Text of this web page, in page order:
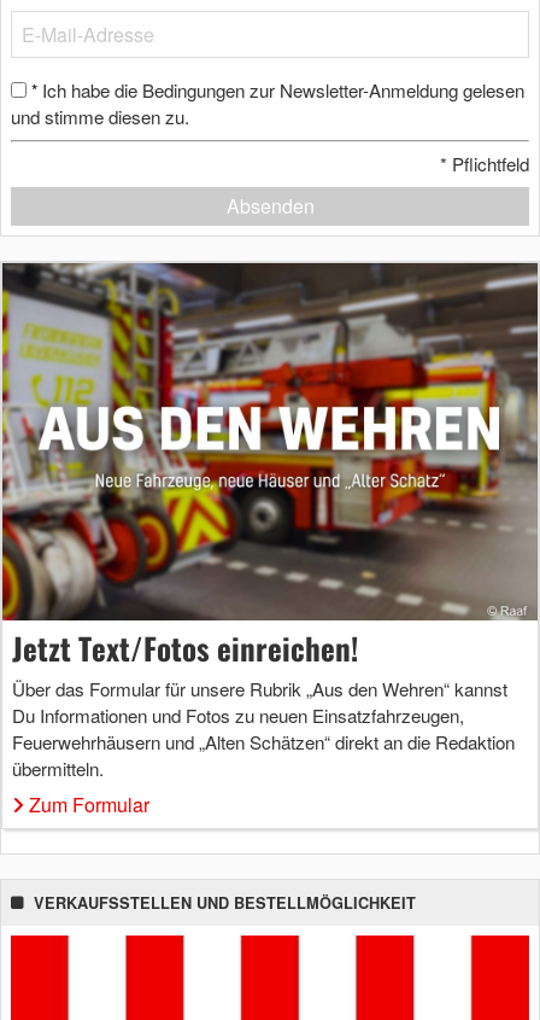
* Ich habe die Bedingungen zur Newsletter-Anmeldung gelesen
und stimme diesen zu.
* Pflichtfeld
Absenden
Jetzt Text/Fotos einreichen!
Über das Formular für unsere Rubrik „Aus den Wehren“ kannst
Du Informationen und Fotos zu neuen Einsatzfahrzeugen,
Feuerwehrhäusern und „Alten Schätzen“ direkt an die Redaktion
übermitteln.
Zum Formular
VERKAUFSSTELLEN UND BESTELLMÖGLICHKEIT